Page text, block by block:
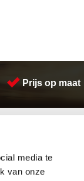
media te
van onze
Prijs op maat